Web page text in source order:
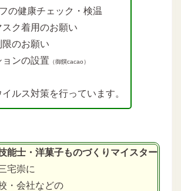
の健康チェック・検温
ク着用のお願い
のお願い
ンの設置 （御饌cacao）
ルス対策を行っています。
能士・洋菓子ものづくりマイスター
宅崇に
・会社などの